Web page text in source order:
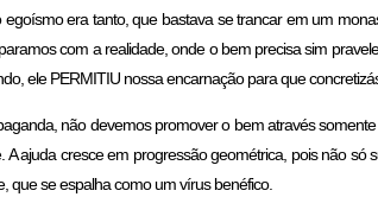
era tanto, que bastava se trancar em um
com a realidade, onde o bem precisa sim
ele PERMITIU nossa encarnação para que
não devemos promover o bem através
A ajuda cresce em progressão geométrica, pois não
que se espalha como um vírus benéfico.